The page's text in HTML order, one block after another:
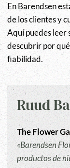
En Barendsen
de los clientes y
Aquí puedes leer
descubrir por
fiabilidad.
Ruud
The Flower
«Barendsen
productos de